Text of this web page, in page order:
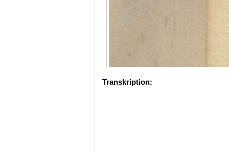
Transkription: